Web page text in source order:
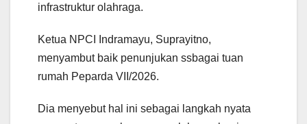
infrastruktur olahraga.
Ketua NPCI Indramayu, Suprayitno,
menyambut baik penunjukan ssbagai tuan
rumah Peparda VII/2026.
Dia menyebut hal ini sebagai langkah nyata